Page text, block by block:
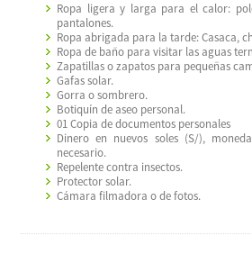
Ropa ligera y larga para el calor:
pantalones.
Ropa abrigada para la tarde: Casaca,
Ropa de baño para visitar las aguas
Zapatillas o zapatos para pequeñas
Gafas solar.
Gorra o sombrero.
Botiquín de aseo personal.
01 Copia de documentos personales
Dinero en nuevos soles (S/),
necesario.
Repelente contra insectos.
Protector solar.
Cámara filmadora o de fotos.